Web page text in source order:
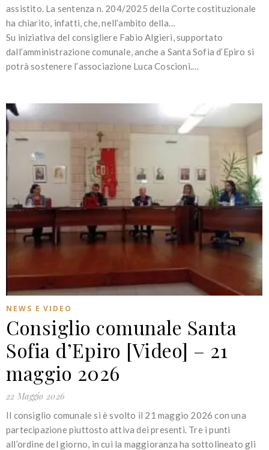
assistito. La sentenza n. 204/2025 della Corte costituzionale
ha chiarito, infatti, che, nell’ambito della…
Su iniziativa del consigliere Fabio Algieri, supportato
dall’amministrazione comunale, anche a Santa Sofia d’Epiro si
potrà sostenere l’associazione Luca Coscioni.…
NEWS E VIDEO
Consiglio comunale Santa
Sofia d’Epiro [Video] – 21
maggio 2026
22 Maggio 2026
Il consiglio comunale si è svolto il 21 maggio 2026 con una
partecipazione piuttosto attiva dei presenti. Tre i punti
all’ordine del giorno, in cui la maggioranza ha sottolineato gli